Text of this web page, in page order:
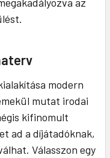
modern
mutat irodai
kifinomult
ad a díjátadóknak,
Válasszon egy